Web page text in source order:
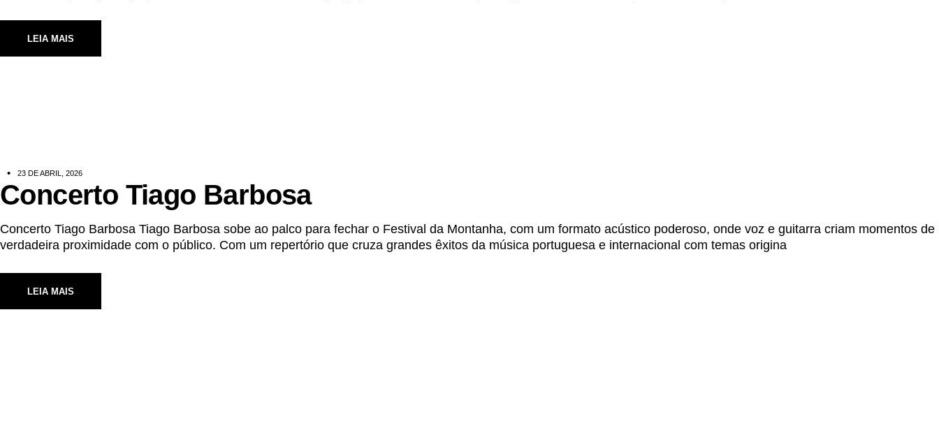
LEIA MAIS
23 DE ABRIL, 2026
Concerto Tiago Barbosa
Concerto Tiago Barbosa Tiago Barbosa sobe ao palco para fechar o Festival da Montanha, com um formato acústico poderoso, onde voz e guitarra criam momentos de
verdadeira proximidade com o público. Com um repertório que cruza grandes êxitos da música portuguesa e internacional com temas origina
LEIA MAIS